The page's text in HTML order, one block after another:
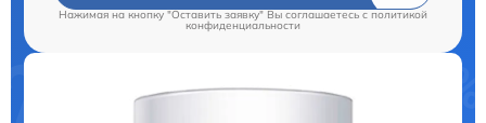
Нажимая на кнопку "Оставить заявку" Вы соглашаетесь cполитикой
конфиденциальности